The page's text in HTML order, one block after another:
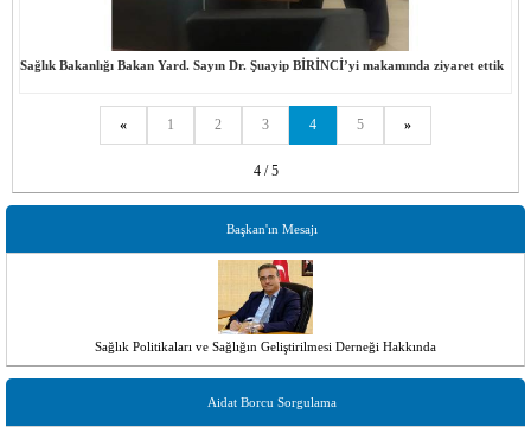
Sağlık Bakanlığı Bakan Yard. Sayın Dr. Şuayip BİRİNCİ’yi makamında ziyaret ettik
« 1 2 3 4 5 »
4 / 5
Başkan'ın Mesajı
Sağlık Politikaları ve Sağlığın Geliştirilmesi Derneği Hakkında
Aidat Borcu Sorgulama